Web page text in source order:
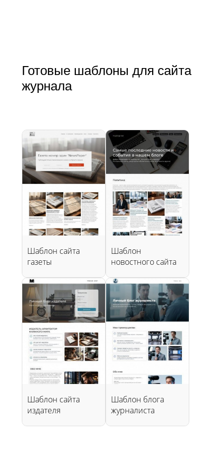
Готовые шаблоны для сайта
журнала
Шаблон сайта
газеты
Шаблон
новостного сайта
Шаблон сайта
издателя
Шаблон блога
журналиста